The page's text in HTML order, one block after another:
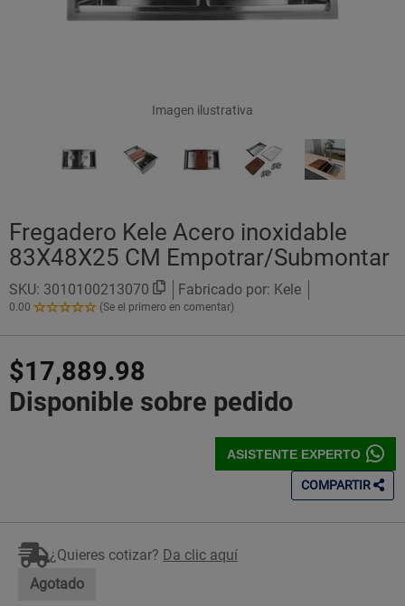
Imagen ilustrativa
Fregadero Kele Acero inoxidable
83X48X25 CM Empotrar/Submontar
SKU: 3010100213070 Fabricado por: Kele
0.00
0.00
Estrellas!
(Se el primero en comentar)
$17,889.98
Disponible sobre pedido
ASISTENTE EXPERTO
COMPARTIR
¿Quieres cotizar? Da clic aquí
Agotado